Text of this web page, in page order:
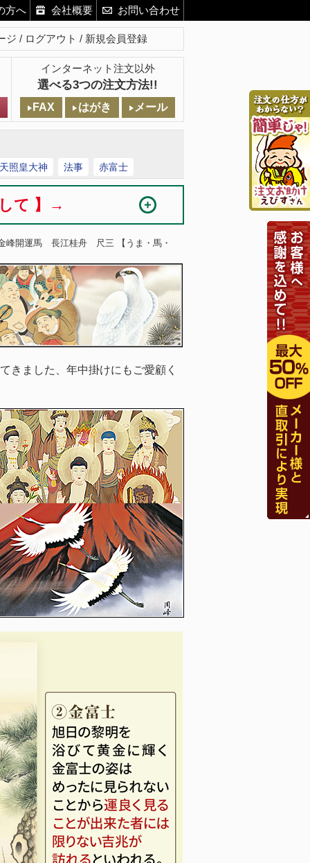
方へ 会社概要 お問い合わせ
ジ ログアウト 新規会員登録
インターネット注文以外
選べる3つの注文方法!!
FAX はがき メール
照皇大神 法事 赤富士
して 】→
峰開運馬 長江桂舟 尺三 【うま・馬・
きました、年中掛けにもご愛顧く